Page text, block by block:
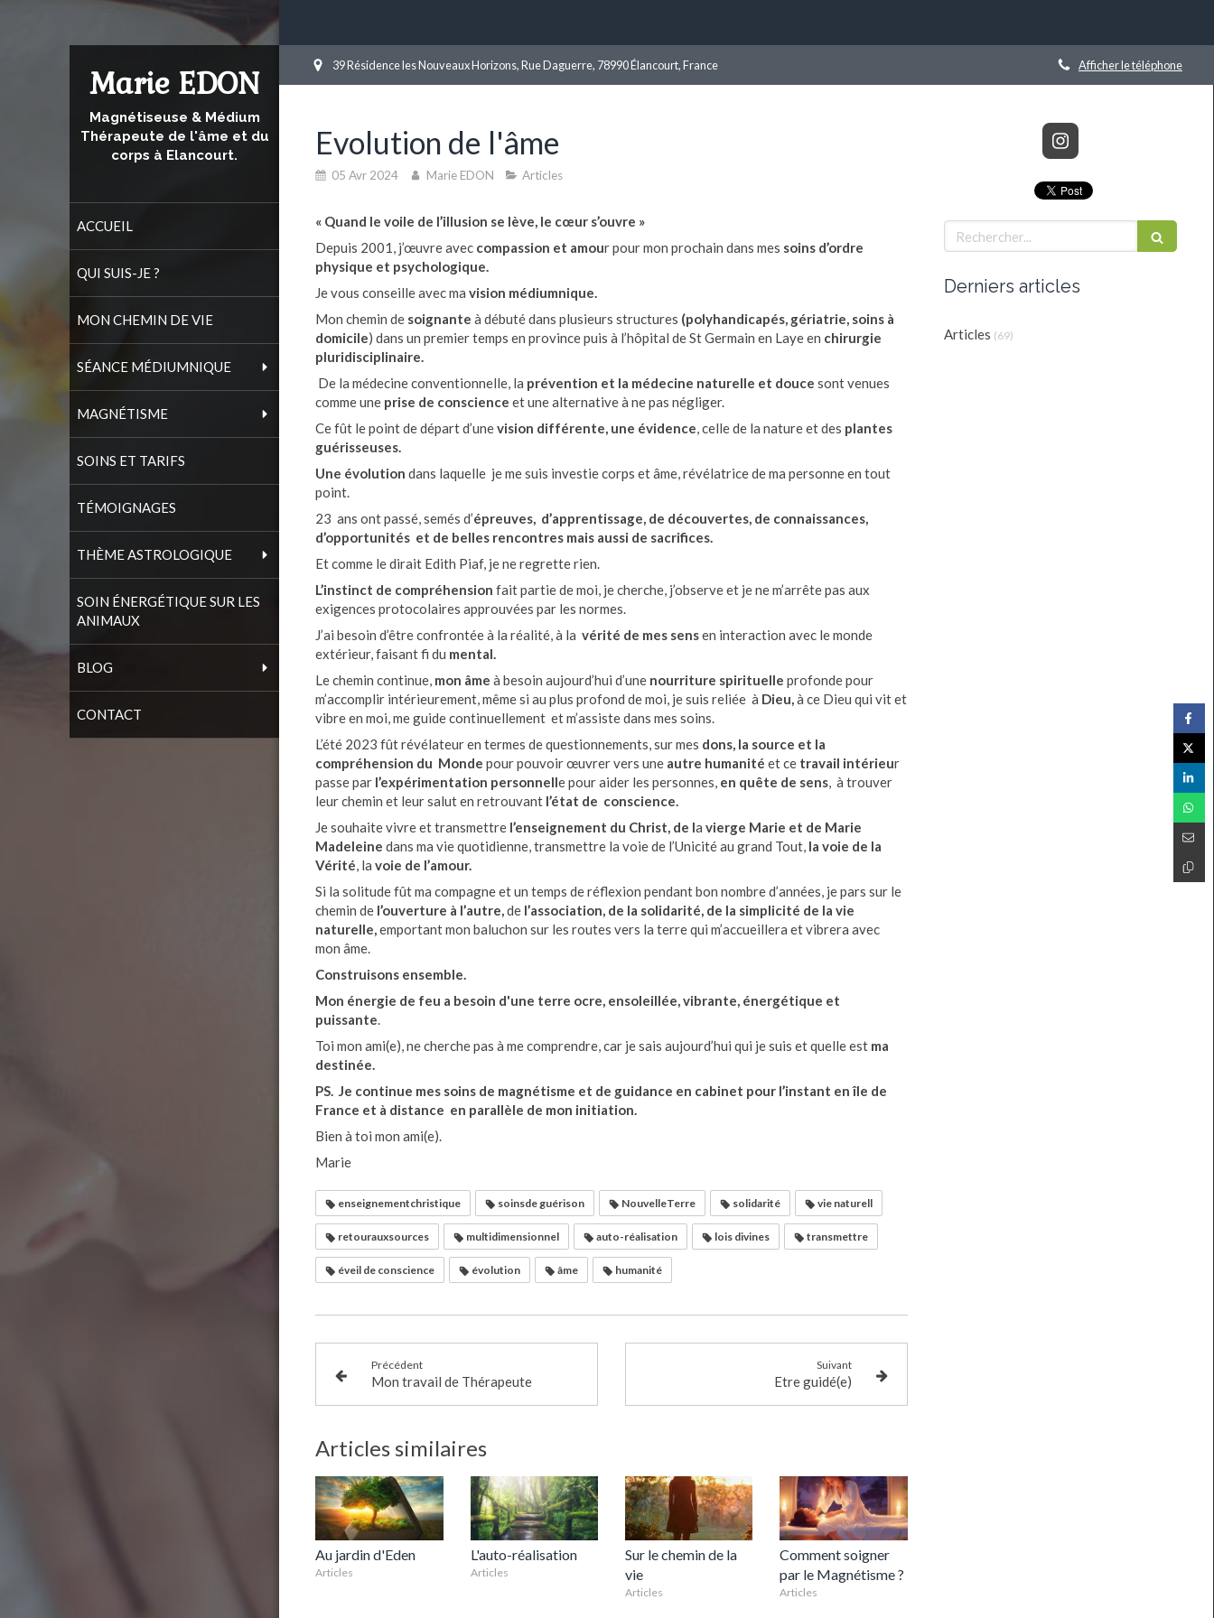
Marie EDON
Magnétiseuse & Médium
Thérapeute de l'âme et du
corps à Elancourt.
ACCUEIL
QUI SUIS-JE ?
MON CHEMIN DE VIE
SÉANCE MÉDIUMNIQUE
MAGNÉTISME
SOINS ET TARIFS
TÉMOIGNAGES
THÈME ASTROLOGIQUE
SOIN ÉNERGÉTIQUE SUR LES
ANIMAUX
BLOG
CONTACT
39 Résidence les Nouveaux Horizons, Rue Daguerre, 78990 Élancourt, France Afficher le téléphone
Evolution de l'âme
05 Avr 2024 Marie EDON Articles
« Quand le voile de l’illusion se lève, le cœur s’ouvre »
Depuis 2001, j’œuvre avec compassion et amour pour mon prochain dans mes soins d’ordre
physique et psychologique.
Je vous conseille avec mavision médiumnique.
Mon chemin de soignante à débuté dans plusieurs structures (polyhandicapés, gériatrie, soins à
domicile) dans un premier temps en province puis à l’hôpital de St Germain en Laye en chirurgie
pluridisciplinaire.
De la médecine conventionnelle, la prévention et la médecine naturelle et doucesont venues
comme une prise de conscienceet une alternative à ne pas négliger.
Ce fût le point de départ d’unevision différente, une évidence, celle de la nature et des plantes
guérisseuses.
Une évolution dans laquelle je me suis investie corps et âme, révélatrice de ma personne en tout
point.
23 ans ont passé, semés d’épreuves, d’apprentissage, de découvertes, de connaissances,
d’opportunités et de belles rencontres mais aussi de sacrifices.
Et comme le dirait Edith Piaf, je ne regrette rien.
L’instinct de compréhension fait partie de moi, je cherche, j’observe et je ne m’arrête pas aux
exigences protocolaires approuvées par les normes.
J’ai besoin d’être confrontée à la réalité, à lavérité de mes sensen interaction avec le monde
extérieur, faisant fi du mental.
Le chemin continue, mon âmeà besoin aujourd’hui d’une nourriture spirituelle profonde pour
m’accomplir intérieurement, même si au plus profond de moi, je suis reliée à Dieu,à ce Dieu qui vit et
vibre en moi, me guide continuellement et m’assiste dans mes soins.
L’été 2023 fût révélateur en termes de questionnements, sur mes dons, la source et la
compréhension du Monde pour pouvoir œuvrer vers une autre humanitéet ce travail intérieur
passe par l’expérimentation personnelle pour aider les personnes, en quête de sens, à trouver
leur chemin et leur salut en retrouvant l’état de conscience.
Je souhaite vivre et transmettre l’enseignement du Christ, de lavierge Marie et de Marie
Madeleine dans ma vie quotidienne, transmettre la voie de l’Unicité au grand Tout, la voie de la
Vérité, lavoie de l’amour.
Si la solitude fût ma compagne et un temps de réflexion pendant bon nombre d’années, je pars sur le
chemin de l’ouverture à l’autre,de l’association, de la solidarité, de la simplicité de la vie
naturelle,emportant mon baluchon sur les routes vers la terre qui m’accueillera et vibrera avec
mon âme.
Construisons ensemble.
Mon énergie de feu a besoin d'une terre ocre, ensoleillée, vibrante, énergétique et
puissante.
Toi mon ami(e), ne cherche pas à me comprendre, car je sais aujourd’hui qui je suis et quelle est ma
destinée.
PS. Je continue mes soins de magnétisme et de guidance en cabinet pour l’instant en île de
France et à distance en parallèle de mon initiation.
Bien à toi mon ami(e).
Marie
enseignementchristique soinsde guérison NouvelleTerre solidarité vie naturell
retourauxsources multidimensionnel auto-réalisation lois divines transmettre
éveil de conscience évolution âme humanité
Précédent
Mon travail de Thérapeute
Suivant
Etre guidé(e)
Articles similaires
Au jardin d'Eden
Articles
L'auto-réalisation
Articles
Sur le chemin de la
vie
Articles
Comment soigner
par le Magnétisme ?
Articles
Rechercher
Derniers articles
Articles (69)